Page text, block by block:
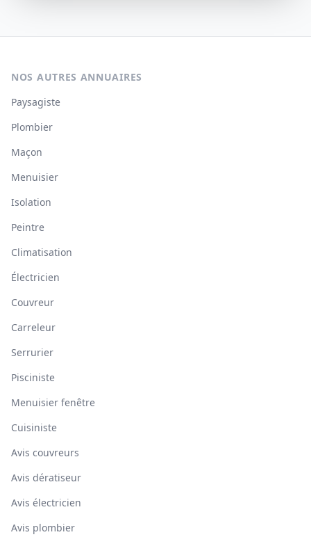
NOS AUTRES ANNUAIRES
Paysagiste
Plombier
Maçon
Menuisier
Isolation
Peintre
Climatisation
Électricien
Couvreur
Carreleur
Serrurier
Pisciniste
Menuisier fenêtre
Cuisiniste
Avis couvreurs
Avis dératiseur
Avis électricien
Avis plombier